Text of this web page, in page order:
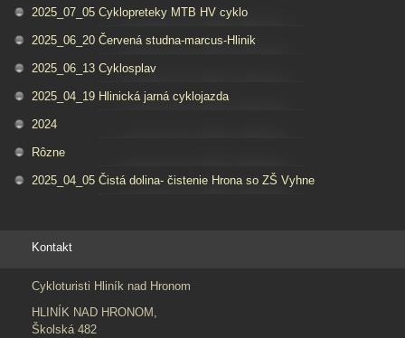
2025_07_05 Cyklopreteky MTB HV cyklo
2025_06_20 Červená studna-marcus-Hlinik
2025_06_13 Cyklosplav
2025_04_19 Hlinická jarná cyklojazda
2024
Rôzne
2025_04_05 Čistá dolina- čistenie Hrona so ZŠ Vyhne
Kontakt
Cykloturisti Hliník nad Hronom
HLINÍK NAD HRONOM,
Školská 482